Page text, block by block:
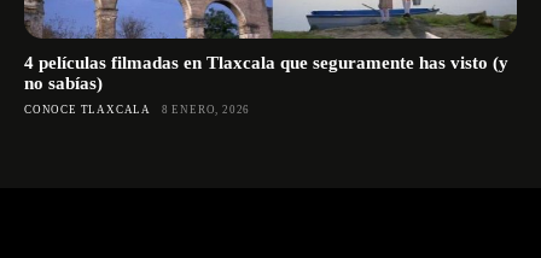
4 películas filmadas en Tlaxcala que seguramente has visto (y
no sabías)
CONOCE TLAXCALA 8 ENERO, 2026